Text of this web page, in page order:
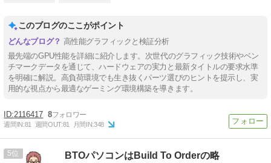
このブログのここがポイント
高性能グラフィックと検証分析
最先端のGPU性能を詳細に紹介します。次世代のグラフィック技術やベン
チマークデータを通じて、ハードウェアの実力と最新タイトルの要求水準
を明確に解説。高負荷環境でも生き抜くパーツ選びのヒントを提示し、実
用的な視点から最適なゲーミング環境構築を導きます。
2116417 8
週間IN:81 週間OUT:81 月間IN:348
5 BTOパソコンはBuild To Orderの略